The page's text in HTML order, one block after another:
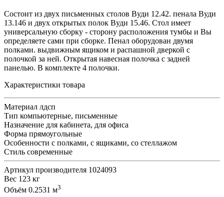
Состоит из двух письменных столов Вуди 12.42. пенала Вуди
13.146 и двух открытых полок Вуди 15.46. Стол имеет
универсальную сборку - сторону расположения тумбы и Вы
определяете сами при сборке. Пенал оборудован двумя
полками. выдвижным ящиком и распашной дверкой с
полочкой за ней. Открытая навесная полочка с задней
панелью. В комплекте 4 полочки.
Характеристики товара
Материал лдсп
Тип компьютерные, письменные
Назначение для кабинета, для офиса
Форма прямоугольные
Особенности с полками, с ящиками, со стеллажом
Стиль современные
Артикул производителя 1024093
Вес 123 кг
Объём 0.2531 м3